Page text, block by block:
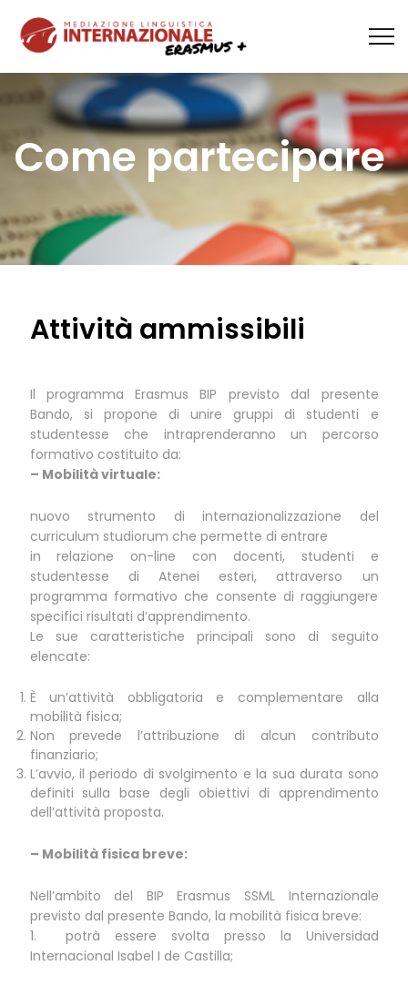
Come partecipare
Attività ammissibili
Il programma Erasmus BIP previsto dal presente
Bando, si propone di unire gruppi di studenti e
studentesse che intraprenderanno un percorso
formativo costituito da:
– Mobilità virtuale:
nuovo strumento di internazionalizzazione del
curriculum studiorum che permette di entrare
in relazione on-line con docenti, studenti e
studentesse di Atenei esteri, attraverso un
programma formativo che consente di raggiungere
specifici risultati d’apprendimento.
Le sue caratteristiche principali sono di seguito
elencate:
È un’attività obbligatoria e complementare alla
mobilità fisica;
Non prevede l’attribuzione di alcun contributo
finanziario;
L’avvio, il periodo di svolgimento e la sua durata sono
definiti sulla base degli obiettivi di apprendimento
dell’attività proposta.
– Mobilità fisica breve:
Nell’ambito del BIP Erasmus SSML Internazionale
previsto dal presente Bando, la mobilità fisica breve:
1. potrà essere svolta presso la Universidad
Internacional Isabel I de Castilla;